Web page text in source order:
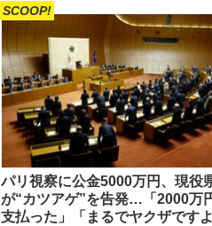
SCOOP!
パリ視察に公金5000万円、現役
が“カツアゲ”を告発…「2000万
支払った」「まるでヤクザです